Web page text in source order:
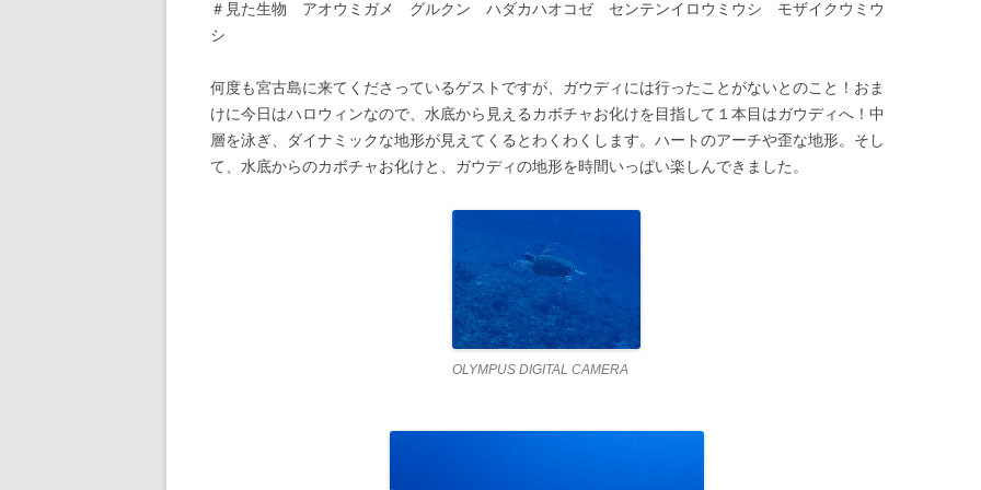
＃見た生物 アオウミガメ グルクン ハダカハオコゼ センテンイロウミウシ モザイクウミウ
シ
何度も宮古島に来てくださっているゲストですが、ガウディには行ったことがないとのこと！おま
けに今日はハロウィンなので、水底から見えるカボチャお化けを目指して１本目はガウディへ！中
層を泳ぎ、ダイナミックな地形が見えてくるとわくわくします。ハートのアーチや歪な地形。そし
て、水底からのカボチャお化けと、ガウディの地形を時間いっぱい楽しんできました。
OLYMPUS DIGITAL CAMERA